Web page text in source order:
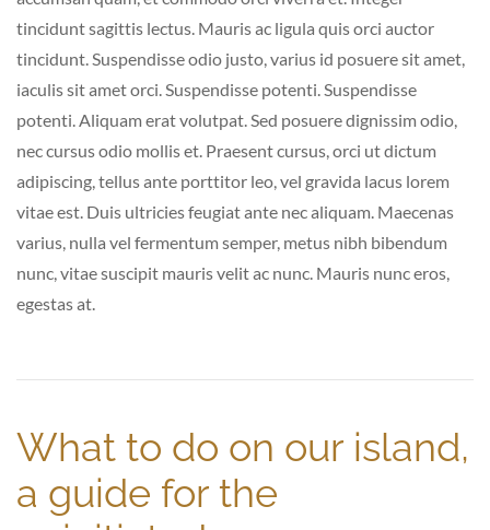
tincidunt sagittis lectus. Mauris ac ligula quis orci auctor
tincidunt. Suspendisse odio justo, varius id posuere sit amet,
iaculis sit amet orci. Suspendisse potenti. Suspendisse
potenti. Aliquam erat volutpat. Sed posuere dignissim odio,
nec cursus odio mollis et. Praesent cursus, orci ut dictum
adipiscing, tellus ante porttitor leo, vel gravida lacus lorem
vitae est. Duis ultricies feugiat ante nec aliquam. Maecenas
varius, nulla vel fermentum semper, metus nibh bibendum
nunc, vitae suscipit mauris velit ac nunc. Mauris nunc eros,
egestas at.
What to do on our island,
a guide for the